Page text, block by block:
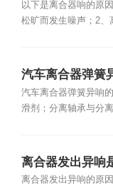
以下是离合器响的原
松旷而发生噪声；2、
汽车离合器弹簧
汽车离合器弹簧异响
滑剂；分离轴承与分
离合器发出异响
离合器发出异响的原